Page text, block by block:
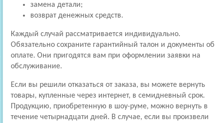
замена детали;
возврат денежных средств.
Каждый случай рассматривается индивидуально.
Обязательно сохраните гарантийный талон и документы об
оплате. Они пригодятся вам при оформлении заявки на
обслуживание.
Если вы решили отказаться от заказа, вы можете вернуть
товары, купленные через интернет, в семидневный срок.
Продукцию, приобретенную в шоу-руме, можно вернуть в
течение четырнадцати дней. В случае, если вы произвели